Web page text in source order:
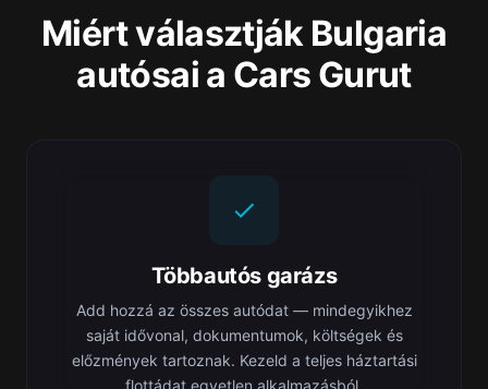
Miért választják Bulgaria
autósai a Cars Gurut
Többautós garázs
Add hozzá az összes autódat — mindegyikhez
saját idővonal, dokumentumok, költségek és
előzmények tartoznak. Kezeld a teljes háztartási
flottádat egyetlen alkalmazásból.